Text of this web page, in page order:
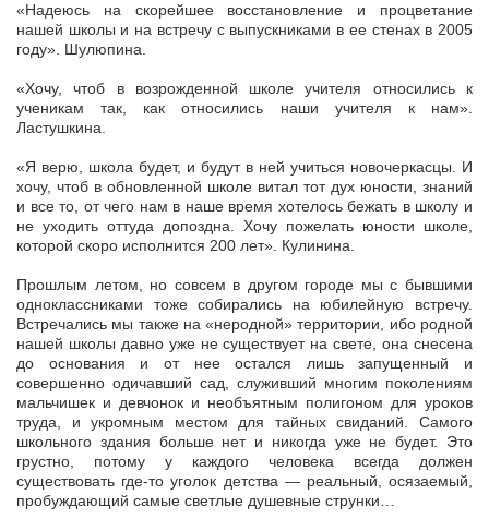
«Надеюсь на скорейшее восстановление и процветание
нашей школы и на встречу с выпускниками в ее стенах в 2005
году». Шулюпина.
«Хочу, чтоб в возрожденной школе учителя относились к
ученикам так, как относились наши учителя к нам».
Ластушкина.
«Я верю, школа будет, и будут в ней учиться новочеркасцы. И
хочу, чтоб в обновленной школе витал тот дух юности, знаний
и все то, от чего нам в наше время хотелось бежать в школу и
не уходить оттуда допоздна. Хочу пожелать юности школе,
которой скоро исполнится 200 лет». Кулинина.
Прошлым летом, но совсем в другом городе мы с бывшими
одноклассниками тоже собирались на юбилейную встречу.
Встречались мы также на «неродной» территории, ибо родной
нашей школы давно уже не существует на свете, она снесена
до основания и от нее остался лишь запущенный и
совершенно одичавший сад, служивший многим поколениям
мальчишек и девчонок и необъятным полигоном для уроков
труда, и укромным местом для тайных свиданий. Самого
школьного здания больше нет и никогда уже не будет. Это
грустно, потому у каждого человека всегда должен
существовать где-то уголок детства — реальный, осязаемый,
пробуждающий самые светлые душевные струнки…